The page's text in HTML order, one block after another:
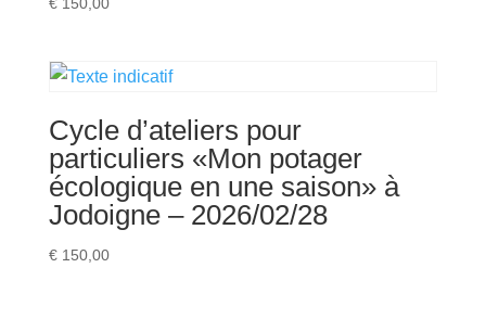
€150,00
Cycle d’ateliers pour
particuliers «Mon potager
écologique en une saison» à
Jodoigne – 2026/02/28
€150,00